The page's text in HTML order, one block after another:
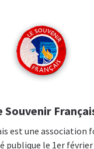
Souvenir
est une association
publique le 1er février